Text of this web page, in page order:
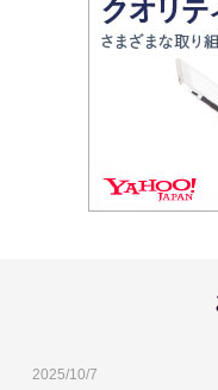
2025/10/7